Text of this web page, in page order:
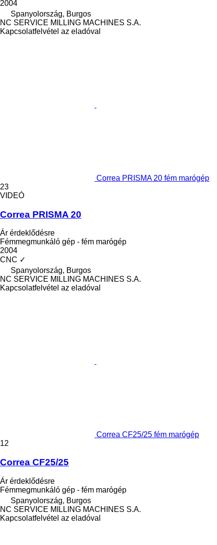
2004
Spanyolország, Burgos
NC SERVICE MILLING MACHINES S.A.
Kapcsolatfelvétel az eladóval
Correa PRISMA 20 fém marógép
23
VIDEÓ
Correa PRISMA 20
Ár érdeklődésre
Fémmegmunkáló gép - fém marógép
2004
CNC ✓
Spanyolország, Burgos
NC SERVICE MILLING MACHINES S.A.
Kapcsolatfelvétel az eladóval
Correa CF25/25 fém marógép
12
Correa CF25/25
Ár érdeklődésre
Fémmegmunkáló gép - fém marógép
Spanyolország, Burgos
NC SERVICE MILLING MACHINES S.A.
Kapcsolatfelvétel az eladóval